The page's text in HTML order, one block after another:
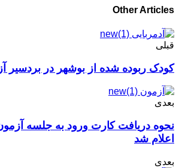
Other Articles
قبلی
کودک ربوده شده از بوشهر در بردسیر
بعدی
نحوه دریافت کارت ورود به جلسه
اعلام شد
بعدی